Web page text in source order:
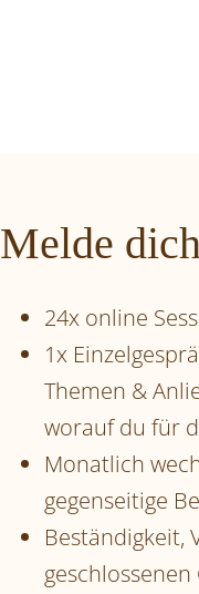
Melde
24x online
1x
Themen &
worauf du für
Monatlich
gegenseitige
Beständigkeit,